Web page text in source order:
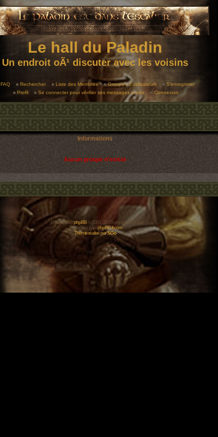
Le hall du Paladin
Un endroit oÃ¹ discuter avec les voisins
FAQ Rechercher Liste des Membres Groupes d'utilisateurs
S'enregistrer
Profil
Se connecter pour vérifier ses messages privés Connexion
Informations
Aucun groupe n'existe
Powered byphpBB© 2001, 2005 phpBB Group
Traduction par :phpBB-fr.com
Thème réalisé parSGo